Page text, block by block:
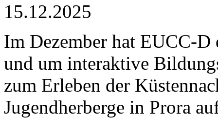
15.12.2025
Im Dezember hat EUCC-D
und um interaktive
zum Erleben der
Jugendherberge in Prora